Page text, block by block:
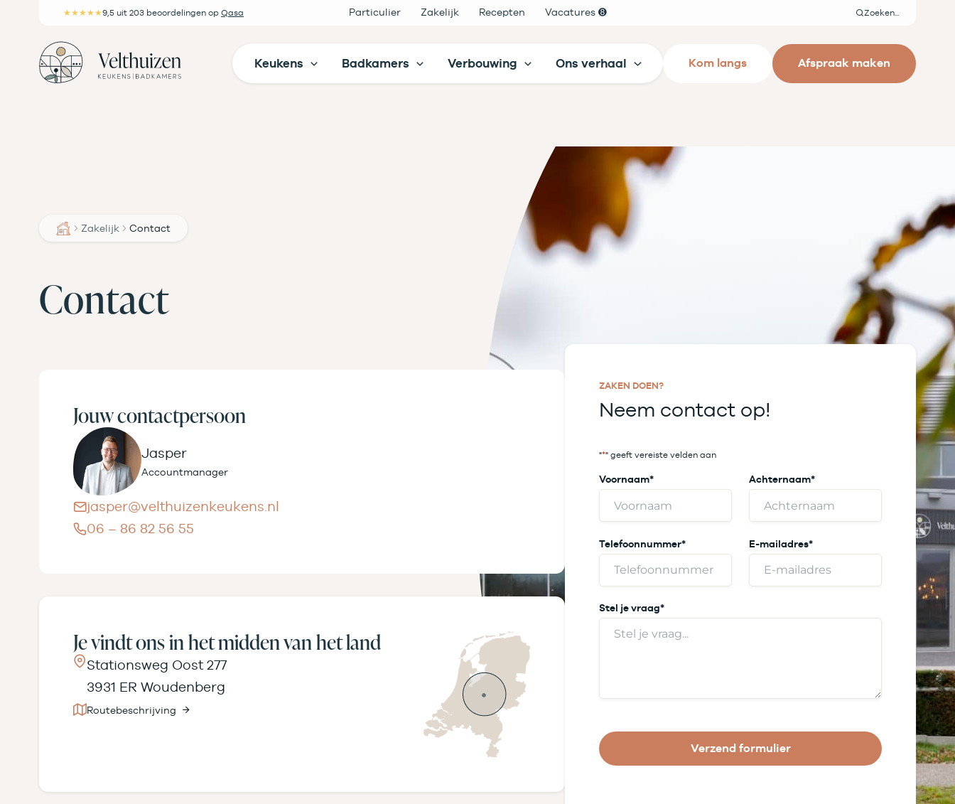
inhoud
★★★★★9,5 uit 203 beoordelingen op Qasa Particulier Zakelijk Recepten Vacatures ➑ Zoeken
Keukens Badkamers Verbouwing Ons verhaal Kom langs Afspraak maken
Zakelijk Contact
Contact
Jouw contactpersoon
Jasper
Accountmanager
jasper@velthuizenkeukens.nl
06 – 86 82 56 55
Je vindt ons in het midden van het land
Stationsweg Oost 277
3931 ER Woudenberg
Routebeschrijving
ZAKEN DOEN?
Neem contact op!
"*" geeft vereiste velden aan
Voornaam* Achternaam*
Telefoonnummer* E-mailadres*
Stel je vraag*
Verzend formulier